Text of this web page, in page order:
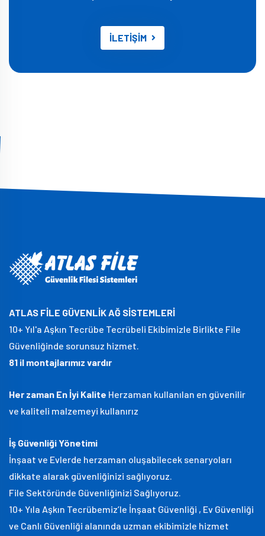
İLETİŞİM
ATLAS FİLE GÜVENLİK AĞ SİSTEMLERİ
10+ Yıl'a Aşkın Tecrübe Tecrübeli Ekibimizle Birlikte File
Güvenliğinde sorunsuz hizmet.
81 il montajlarımız vardır
Her zaman En İyi Kalite Herzaman kullanılan en güvenilir
ve kaliteli malzemeyi kullanırız
İş Güvenliği Yönetimi
İnşaat ve Evlerde herzaman oluşabilecek senaryoları
dikkate alarak güvenliğinizi sağlıyoruz.
File Sektöründe Güvenliğinizi Sağlıyoruz.
10+ Yıla Aşkın Tecrübemiz’le İnşaat Güvenliği , Ev Güvenliği
ve Canlı Güvenliği alanında uzman ekibimizle hizmet